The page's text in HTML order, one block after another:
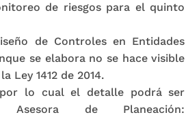
de riesgos para el quinto
de Controles en Entidades
se elabora no se hace visible
Ley 1412 de 2014.
lo cual el detalle podrá ser
de Planeación: